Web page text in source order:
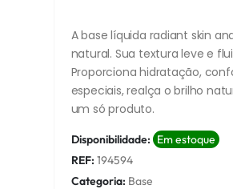
A base líquida radiant skin
natural. Sua textura leve e
Proporciona hidratação,
especiais, realça o brilho
um só produto.
Disponibilidade: Em estoque
REF: 194594
Categoria: Base